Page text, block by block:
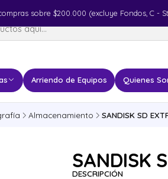
Arriendo de Equipos Quienes
sobre $200.000 (excluye Fondos, C -
Almacenamiento SANDISK SD
SANDISK
DESCRIPCIÓN